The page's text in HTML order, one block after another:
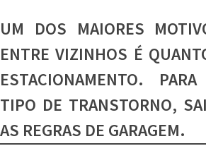
UM DOS MAIORES
ENTRE VIZINHOS É
ESTACIONAMENTO.
TIPO DE TRANSTORNO,
AS REGRAS DE GARAGEM.